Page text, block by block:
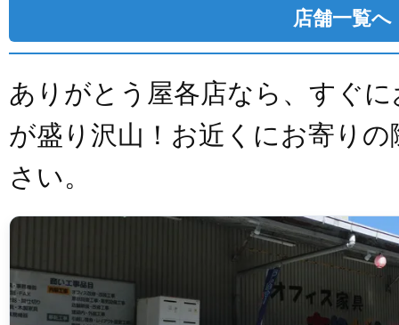
店舗一覧へ
ありがとう屋各店なら、すぐ
が盛り沢山！お近くにお寄り
さい。